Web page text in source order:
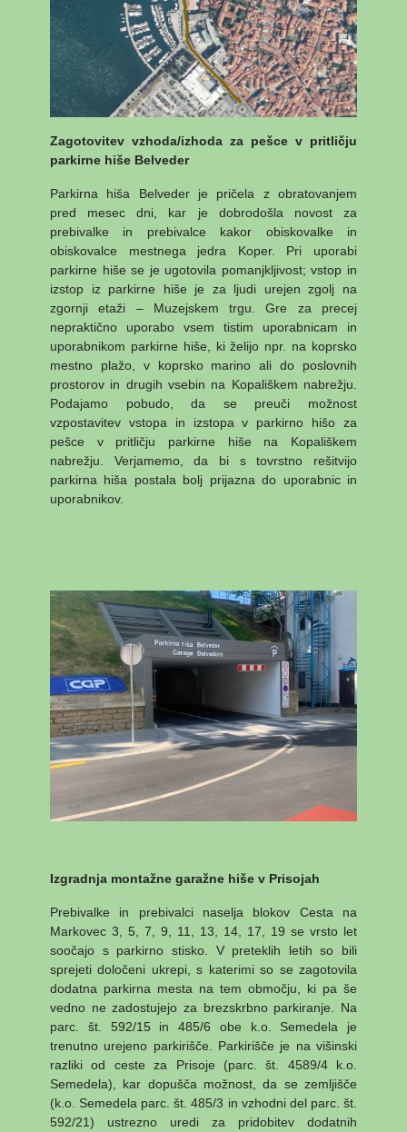
Zagotovitev vzhoda/izhoda za pešce v pritličju
parkirne hiše Belveder
Parkirna hiša Belveder je pričela z obratovanjem
pred mesec dni, kar je dobrodošla novost za
prebivalke in prebivalce kakor obiskovalke in
obiskovalce mestnega jedra Koper. Pri uporabi
parkirne hiše se je ugotovila pomanjkljivost; vstop in
izstop iz parkirne hiše je za ljudi urejen zgolj na
zgornji etaži – Muzejskem trgu. Gre za precej
nepraktično uporabo vsem tistim uporabnicam in
uporabnikom parkirne hiše, ki želijo npr. na koprsko
mestno plažo, v koprsko marino ali do poslovnih
prostorov in drugih vsebin na Kopališkem nabrežju.
Podajamo pobudo, da se preuči možnost
vzpostavitev vstopa in izstopa v parkirno hišo za
pešce v pritličju parkirne hiše na Kopališkem
nabrežju. Verjamemo, da bi s tovrstno rešitvijo
parkirna hiša postala bolj prijazna do uporabnic in
uporabnikov.
Izgradnja montažne garažne hiše v Prisojah
Prebivalke in prebivalci naselja blokov Cesta na
Markovec 3, 5, 7, 9, 11, 13, 14, 17, 19 se vrsto let
soočajo s parkirno stisko. V preteklih letih so bili
sprejeti določeni ukrepi, s katerimi so se zagotovila
dodatna parkirna mesta na tem območju, ki pa še
vedno ne zadostujejo za brezskrbno parkiranje. Na
parc. št. 592/15 in 485/6 obe k.o. Semedela je
trenutno urejeno parkirišče. Parkirišče je na višinski
razliki od ceste za Prisoje (parc. št. 4589/4 k.o.
Semedela), kar dopušča možnost, da se zemljišče
(k.o. Semedela parc. št. 485/3 in vzhodni del parc. št.
592/21) ustrezno uredi za pridobitev dodatnih